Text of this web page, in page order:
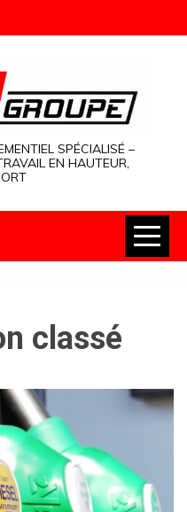
SPÉCIALISÉ –
EN HAUTEUR,
classé